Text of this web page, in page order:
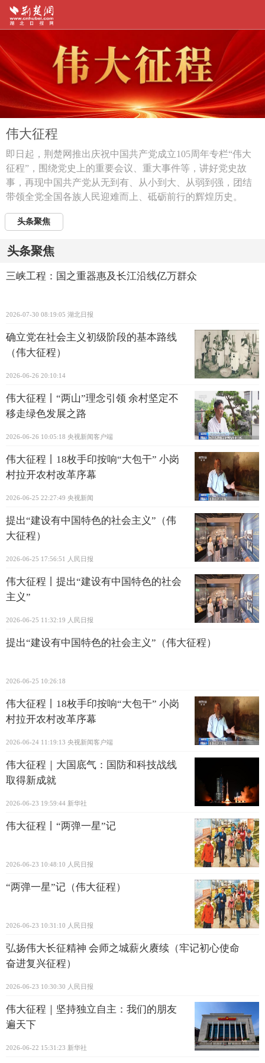
伟大征程
即日起，荆楚网推出庆祝中国共产党成立105周年专栏“伟大
征程”，围绕党史上的重要会议、重大事件等，讲好党史故
事，再现中国共产党从无到有、从小到大、从弱到强，团结
带领全党全国各族人民迎难而上、砥砺前行的辉煌历史。
头条聚焦
头条聚焦
三峡工程：国之重器惠及长江沿线亿万群众
2026-07-30 08:19:05 湖北日报
确立党在社会主义初级阶段的基本路线
（伟大征程）
2026-06-26 20:10:14
伟大征程丨“两山”理念引领 余村坚定不
移走绿色发展之路
2026-06-26 10:05:18 央视新闻客户端
伟大征程丨18枚手印按响“大包干” 小岗
村拉开农村改革序幕
2026-06-25 22:27:49 央视新闻
提出“建设有中国特色的社会主义”（伟
大征程）
2026-06-25 17:56:51 人民日报
伟大征程丨提出“建设有中国特色的社会
主义”
2026-06-25 11:32:19 人民日报
提出“建设有中国特色的社会主义”（伟大征程）
2026-06-25 10:26:18
伟大征程丨18枚手印按响“大包干” 小岗
村拉开农村改革序幕
2026-06-24 11:19:13 央视新闻客户端
伟大征程｜大国底气：国防和科技战线
取得新成就
2026-06-23 19:59:44 新华社
伟大征程丨“两弹一星”记
2026-06-23 10:48:10 人民日报
“两弹一星”记（伟大征程）
2026-06-23 10:31:10 人民日报
弘扬伟大长征精神 会师之城薪火赓续（牢记初心使命
奋进复兴征程）
2026-06-23 10:30:30 人民日报
伟大征程｜坚持独立自主：我们的朋友
遍天下
2026-06-22 15:31:23 新华社